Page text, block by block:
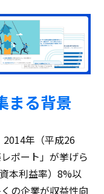
まる背景
2014年（平成26
ポート」が挙げら
本利益率）8%以
の企業が収益性向